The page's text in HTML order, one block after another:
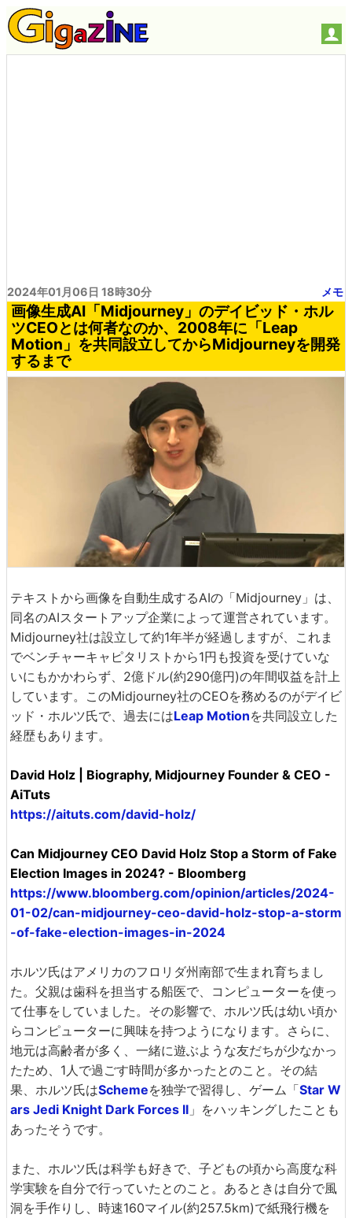
2024年01月06日 18時30分 メモ
画像生成AI「Midjourney」のデイビッド・ホル
ツCEOとは何者なのか、2008年に「Leap
Motion」を共同設立してからMidjourneyを開発
するまで
テキストから画像を自動生成するAIの「Midjourney」は、
同名のAIスタートアップ企業によって運営されています。
Midjourney社は設立して約1年半が経過しますが、これま
でベンチャーキャピタリストから1円も投資を受けていな
いにもかかわらず、2億ドル(約290億円)の年間収益を計上
しています。このMidjourney社のCEOを務めるのがデイビ
ッド・ホルツ氏で、過去にはLeap Motionを共同設立した
経歴もあります。
David Holz | Biography, Midjourney Founder & CEO -
AiTuts
https://aituts.com/david-holz/
Can Midjourney CEO David Holz Stop a Storm of Fake
Election Images in 2024? - Bloomberg
https://www.bloomberg.com/opinion/articles/2024-
01-02/can-midjourney-ceo-david-holz-stop-a-storm
-of-fake-election-images-in-2024
ホルツ氏はアメリカのフロリダ州南部で生まれ育ちまし
た。父親は歯科を担当する船医で、コンピューターを使っ
て仕事をしていました。その影響で、ホルツ氏は幼い頃か
らコンピューターに興味を持つようになります。さらに、
地元は高齢者が多く、一緒に遊ぶような友だちが少なかっ
たため、1人で過ごす時間が多かったとのこと。その結
果、ホルツ氏はSchemeを独学で習得し、ゲーム「Star W
ars Jedi Knight Dark Forces II 」をハッキングしたことも
あったそうです。
また、ホルツ氏は科学も好きで、子どもの頃から高度な科
学実験を自分で行っていたとのこと。あるときは自分で風
洞を手作りし、時速160マイル(約257.5km)で紙飛行機を